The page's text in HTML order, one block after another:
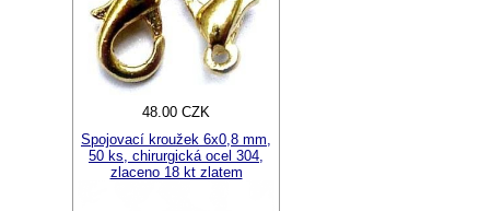
48.00 CZK
Spojovací kroužek 6x0,8 mm,
50 ks, chirurgická ocel 304,
zlaceno 18 kt zlatem